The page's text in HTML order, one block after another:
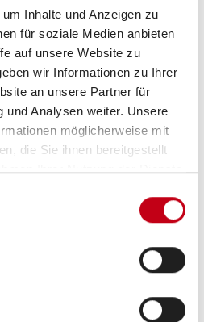
Inhalte und Anzeigen zu
für soziale Medien anbieten
auf unsere Website zu
wir Informationen zu Ihrer
an unsere Partner für
und Analysen weiter. Unsere
möglicherweise mit
die Sie ihnen bereitgestellt
Ihrer Nutzung der Dienste